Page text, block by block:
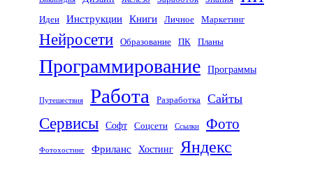
Идеи Инструкции Книги Личное Маркетинг
Нейросети Образование ПК Планы
Программирование Программы
Путешествия Работа Разработка Сайты
Сервисы Софт Соцсети Ссылки Фото
Фотохостинг Фриланс Хостинг Яндекс